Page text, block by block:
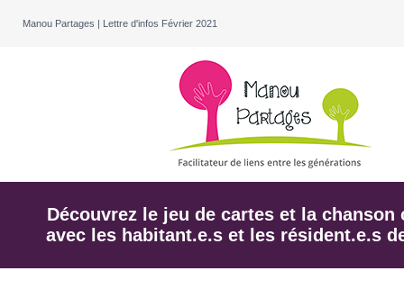
Manou Partages | Lettre d'infos Février 2021
Découvrez le jeu de cartes et la chanson
avec les habitant.e.s et les résident.e.s